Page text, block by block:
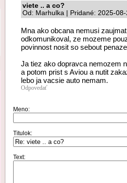
viete .. a co?
Od: Marhulka | Pridané: 2025-
Mna ako obcana nemusi
odkomunikoval, ze mozeme
povinnost nosit so sebout
Ja tiez ako dopravca nemozem
a potom prist s Aviou a nutit
lebo ja vacsie auto nemam.
Odpovedať
Meno:
Titulok:
Text: